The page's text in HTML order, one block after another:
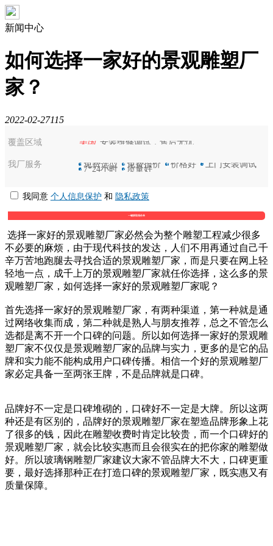
新闻中心
如何选择一家好的景观雕塑厂
家？
2022-02-27115
覆盖区域 美国 安装维修调试，售后无忧
我厂服务 选免费选型 保免费报价 优价格好 装上门安装调试
7 7*24小时 好质量好
我同意 个人信息保护 和 隐私政策
选择一家好的景观雕塑厂家必然会为整个雕塑工程减少很多
不必要的麻烦，由于现代科技的发达，人们不用再通过自己千
辛万苦地跑腿去寻找合适的景观雕塑厂家，而是只要在网上轻
轻地一点，成千上万的景观雕塑厂家就任你选择，这么多的景
观雕塑厂家，如何选择一家好的景观雕塑厂家呢？
首先选择一家好的景观雕塑厂家，有两种渠道，第一种就是通
过网络收集而成，第二种就是熟人与朋友推荐，总之不管怎么
选都是离不开一个口碑的问题。所以如何选择一家好的景观雕
塑厂家不仅仅是景观雕塑厂家的品牌与实力，更多的是它的品
牌和实力能不能构成用户口碑传播。相信一个好的景观雕塑厂
家必定具备一至两张王牌，不是品牌就是口碑。
品牌好不一定是口碑堆砌的，口碑好不一定是大牌。所以这两
种还是有区别的，品牌好的景观雕塑厂家在塑造品牌形象上花
了很多的钱，因此在雕塑收费时肯定比较贵，而一个口碑好的
景观雕塑厂家，就会比较实惠而且会很实在的把你家的雕塑做
好。所以玻璃钢雕塑厂家建议大家不管品牌大不大，口碑更重
要，最好选择那种正在打造口碑的景观雕塑厂家，既实惠又有
质量保障。